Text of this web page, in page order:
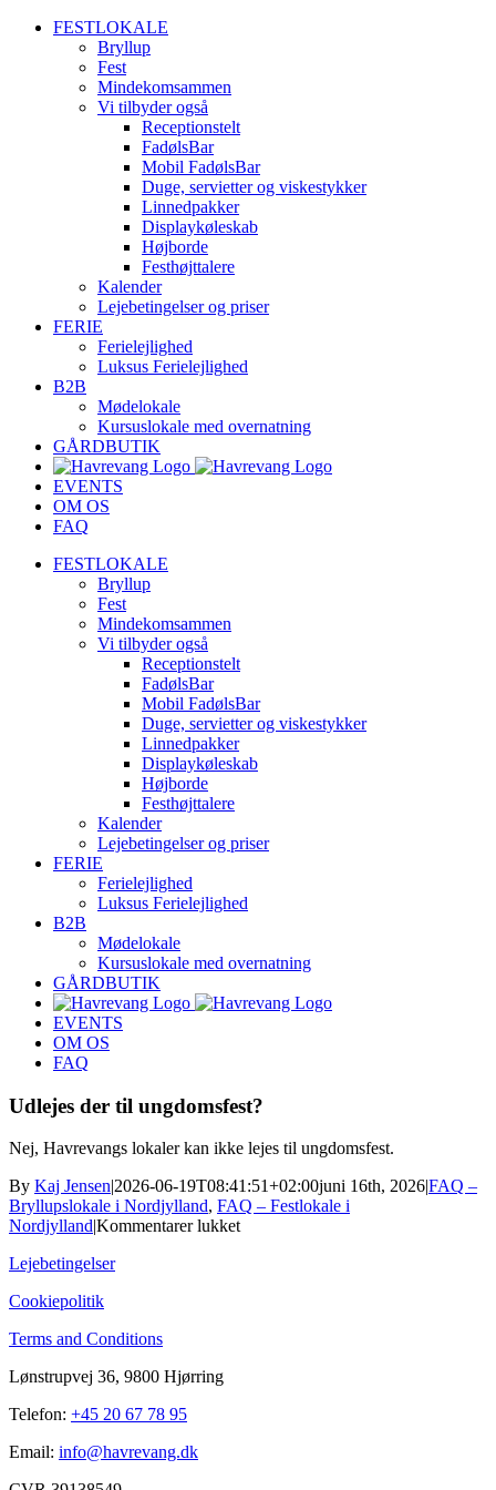
Skip
FESTLOKALE
Bryllup
Fest
Mindekomsammen
Vi tilbyder også
Receptionstelt
FadølsBar
Mobil FadølsBar
Duge, servietter og viskestykker
Linnedpakker
Displaykøleskab
Højborde
Festhøjttalere
Kalender
Lejebetingelser og priser
FERIE
Ferielejlighed
Luksus Ferielejlighed
B2B
Mødelokale
Kursuslokale med overnatning
GÅRDBUTIK
EVENTS
OM OS
FAQ
FESTLOKALE
Bryllup
Fest
Mindekomsammen
Vi tilbyder også
Receptionstelt
FadølsBar
Mobil FadølsBar
Duge, servietter og viskestykker
Linnedpakker
Displaykøleskab
Højborde
Festhøjttalere
Kalender
Lejebetingelser og priser
FERIE
Ferielejlighed
Luksus Ferielejlighed
B2B
Mødelokale
Kursuslokale med overnatning
GÅRDBUTIK
EVENTS
OM OS
FAQ
Udlejes der til ungdomsfest?
Nej, Havrevangs lokaler kan ikke lejes til ungdomsfest.
By Kaj Jensen|2026-06-19T08:41:51+02:00juni 16th, 2026|FAQ –
Bryllupslokale i Nordjylland, FAQ – Festlokale i
Nordjylland|Kommentarer lukkettil
Lejebetingelser
Cookiepolitik
Terms and Conditions
Lønstrupvej 36, 9800 Hjørring
Telefon: +45 20 67 78 95
Email: info@havrevang.dk